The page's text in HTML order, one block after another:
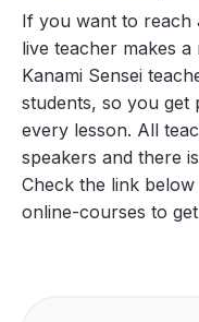
If you want to reach
live teacher makes
Kanami Sensei
students, so you get
every lesson. All
speakers and there
Check the link
online-courses to